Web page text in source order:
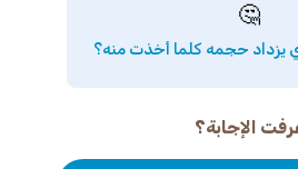
🤔
يزداد حجمه كلما أخذت منه؟
الإجابة؟